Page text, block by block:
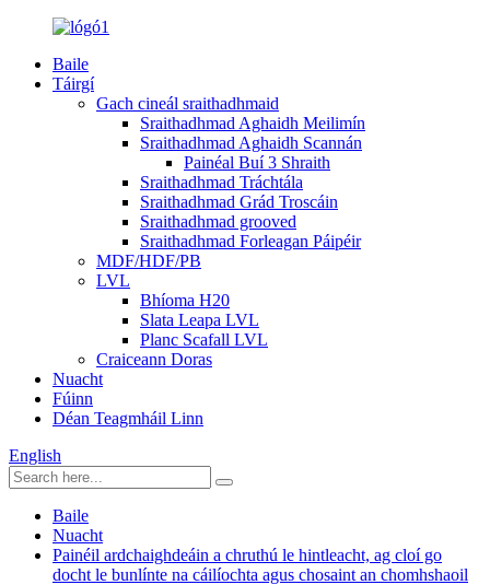
Baile
Táirgí
Gach cineál sraithadhmaid
Sraithadhmad Aghaidh Meilimín
Sraithadhmad Aghaidh Scannán
Painéal Buí 3 Shraith
Sraithadhmad Tráchtála
Sraithadhmad Grád Troscáin
Sraithadhmad grooved
Sraithadhmad Forleagan Páipéir
MDF/HDF/PB
LVL
Bhíoma H20
Slata Leapa LVL
Planc Scafall LVL
Craiceann Doras
Nuacht
Fúinn
Déan Teagmháil Linn
English
Baile
Nuacht
Painéil ardchaighdeáin a chruthú le hintleacht, ag cloí go
docht le bunlínte na cáilíochta agus chosaint an chomhshaoil